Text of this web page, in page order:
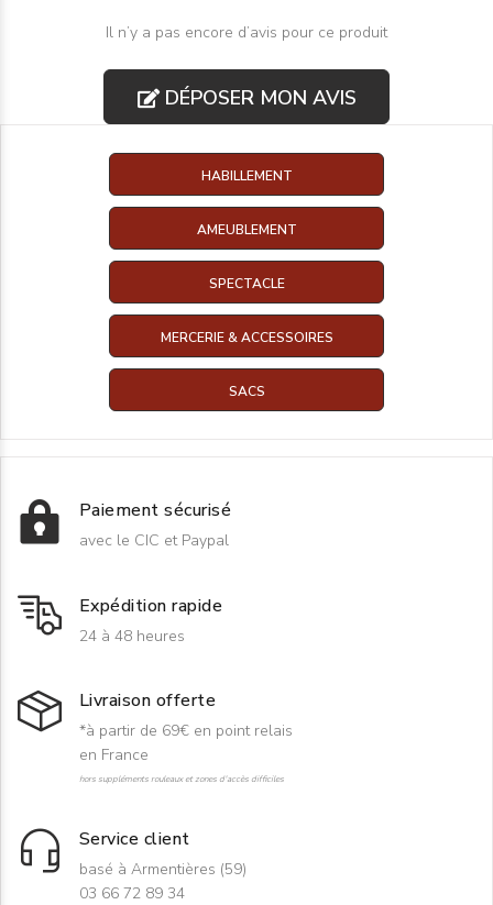
Il n’y a pas encore d’avis pour ce produit
DÉPOSER MON AVIS
HABILLEMENT
AMEUBLEMENT
SPECTACLE
MERCERIE & ACCESSOIRES
SACS
Paiement sécurisé
avec le CIC et Paypal
Expédition rapide
24 à 48 heures
Livraison offerte
*à partir de 69€ en point relais
en France
hors suppléments rouleaux et zones d'accès difficiles
Service client
basé à Armentières (59)
03 66 72 89 34